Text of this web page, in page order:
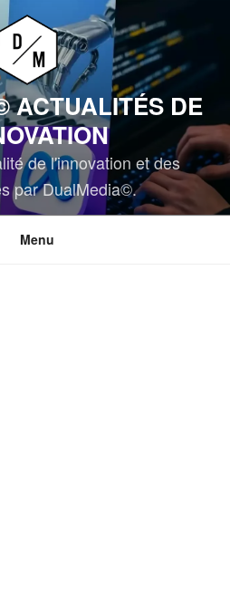
ACTUALITÉS DE
de l'innovation et des
par DualMedia©.
Menu